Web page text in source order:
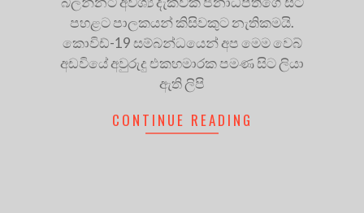
පහළට පාලකයන් කිසිවකුට නැතිකමයි.
කොවිඩ්-19 සම්බන්ධයෙන් අප මෙම වෙබ්
අඩවියේ අවුරුදු එකහමාරක පමණ සිට ලියා
ඇති ලිපි
CONTINUE READING